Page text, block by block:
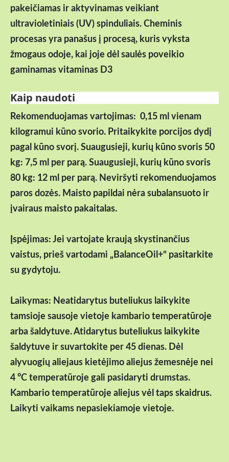
pakeičiamas ir aktyvinamas veikiant
ultravioletiniais (UV) spinduliais. Cheminis
procesas yra panašus į procesą, kuris vyksta
žmogaus odoje, kai joje dėl saulės poveikio
gaminamas vitaminas D3
Kaip naudoti
Rekomenduojamas vartojimas: 0,15 ml vienam
kilogramui kūno svorio. Pritaikykite porcijos dydį
pagal kūno svorį. Suaugusieji, kurių kūno svoris 50
kg: 7,5 ml per parą. Suaugusieji, kurių kūno svoris
80 kg: 12 ml per parą. Neviršyti rekomenduojamos
paros dozės. Maisto papildai nėra subalansuoto ir
įvairaus maisto pakaitalas.
Įspėjimas: Jei vartojate kraują skystinančius
vaistus, prieš vartodami „BalanceOil+“ pasitarkite
su gydytoju.
Laikymas: Neatidarytus buteliukus laikykite
tamsioje sausoje vietoje kambario temperatūroje
arba šaldytuve. Atidarytus buteliukus laikykite
šaldytuve ir suvartokite per 45 dienas. Dėl
alyvuogių aliejaus kietėjimo aliejus žemesnėje nei
4 °C temperatūroje gali pasidaryti drumstas.
Kambario temperatūroje aliejus vėl taps skaidrus.
Laikyti vaikams nepasiekiamoje vietoje.